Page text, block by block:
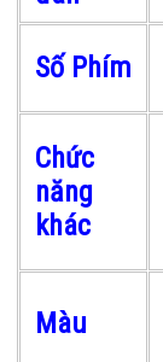
Số Phím
Chức
năng
khác
Màu